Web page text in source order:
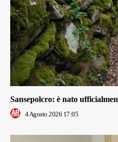
Sansepolcro: è nato
4 Agosto 2026 17:05